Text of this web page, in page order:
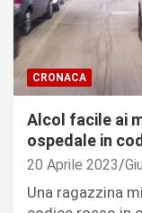
CRONACA
Alcol facile ai
ospedale in
20 Aprile 2023
Una ragazzina